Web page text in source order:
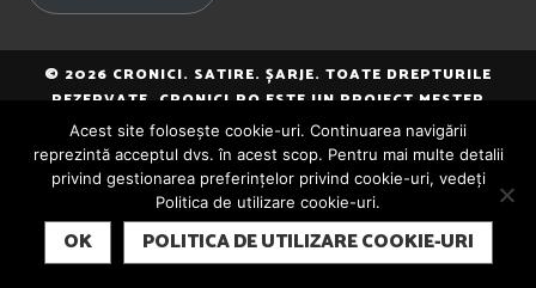
© 2026 CRONICI. SATIRE. ȘARJE. TOATE DREPTURILE
REZERVATE. CRONICI.RO ESTE UN PROIECT MESTER
MEDIA.
SUBSCRIBE
Acest site folosește cookie-uri. Continuarea navigării
reprezintă acceptul dvs. în acest scop. Pentru mai multe detalii
privind gestionarea preferințelor privind cookie-uri, vedeți
Politica de utilizare cookie-uri.
OK POLITICA DE UTILIZARE COOKIE-URI